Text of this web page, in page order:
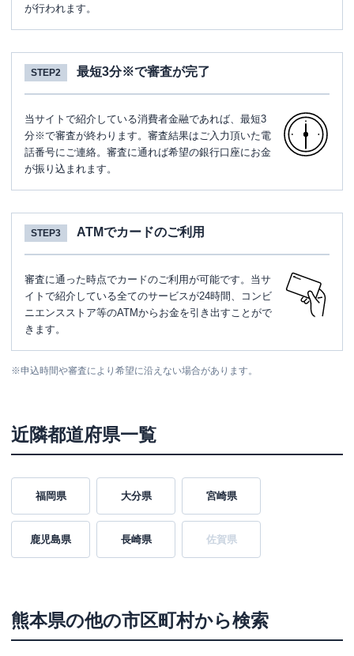
が行われます。
STEP2 最短3分※で審査が完了
当サイトで紹介している消費者金融であれば、最短3
分※で審査が終わります。審査結果はご入力頂いた電
話番号にご連絡。審査に通れば希望の銀行口座にお金
が振り込まれます。
STEP3 ATMでカードのご利用
審査に通った時点でカードのご利用が可能です。当サ
イトで紹介している全てのサービスが24時間、コンビ
ニエンスストア等のATMからお金を引き出すことがで
きます。
※申込時間や審査により希望に沿えない場合があります。
近隣都道府県一覧
福岡県 大分県 宮崎県
鹿児島県 長崎県 佐賀県
熊本県の他の市区町村から検索